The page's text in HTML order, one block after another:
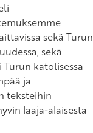
sekä Turun
sekä
katolisessa
ja
teksteihin
laaja-alaisesta